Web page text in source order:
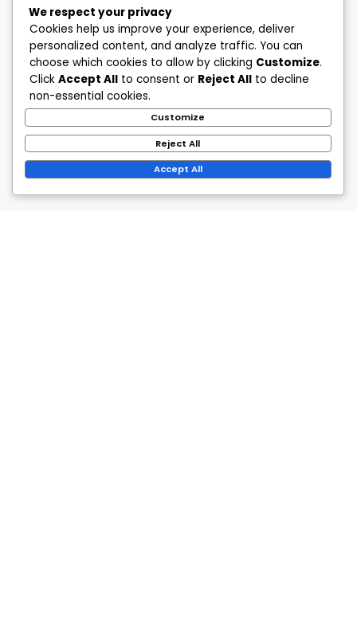
We respect your privacy
Cookies help us improve your experience, deliver
personalized content, and analyze traffic. You can
choose which cookies to allow by clicking Customize.
Click Accept All to consent or Reject All to decline
non-essential cookies.
Customize
Reject All
Accept All